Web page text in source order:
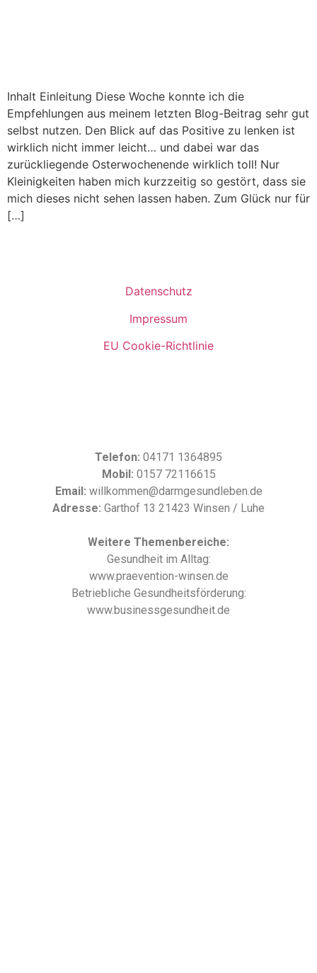
Inhalt Einleitung Diese Woche konnte ich die
Empfehlungen aus meinem letzten Blog-Beitrag sehr gut
selbst nutzen. Den Blick auf das Positive zu lenken ist
wirklich nicht immer leicht… und dabei war das
zurückliegende Osterwochenende wirklich toll! Nur
Kleinigkeiten haben mich kurzzeitig so gestört, dass sie
mich dieses nicht sehen lassen haben. Zum Glück nur für
[…]
Telefon: 04171 1364895
Mobil: 0157 72116615
Email: willkommen@darmgesundleben.de
Adresse: Garthof 13 21423 Winsen / Luhe
Weitere Themenbereiche:
Gesundheit im Alltag:
www.praevention-winsen.de
Betriebliche Gesundheitsförderung:
www.businessgesundheit.de
Datenschutz
Impressum
EU Cookie-Richtlinie